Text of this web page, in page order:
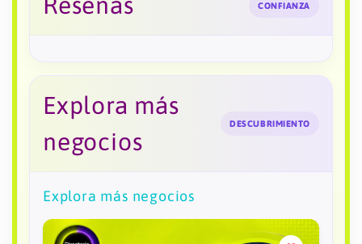
CONFIANZA
Explora más
negocios
DESCUBRIMIENTO
Explora más negocios